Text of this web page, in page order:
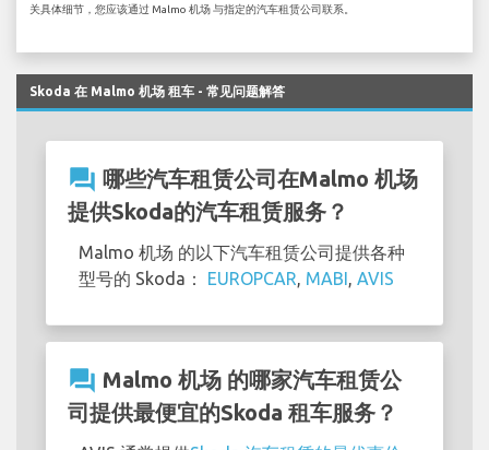
关具体细节，您应该通过 Malmo 机场 与指定的汽车租赁公司联系。
Skoda 在 Malmo 机场 租车 - 常见问题解答
question_answer 哪些汽车租赁公司在Malmo 机场
提供Skoda的汽车租赁服务？
Malmo 机场 的以下汽车租赁公司提供各种
型号的 Skoda： EUROPCAR MABI AVIS
question_answer Malmo 机场 的哪家汽车租赁公
司提供最便宜的Skoda 租车服务？